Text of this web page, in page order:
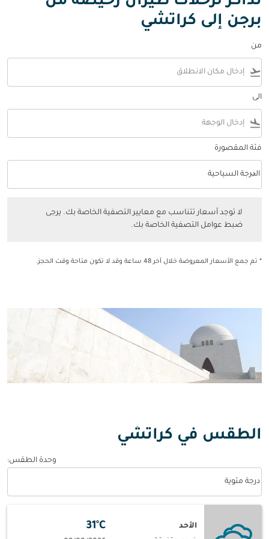
برجن إلى كراتشي
من
flight_takeoff
الى
flight_land
فئة المقصورة
فئة المقصورة option الدرجة السياحية Selected
الدرجة السياحية
keyboard_arrow_down
لا توجد أسعار تتناسب مع معايير التصفية الخاصة بك. يرجى
ضبط عوامل التصفية الخاصة بك.
* تم جمع الأسعار المعروضة خلال آخر 48 ساعة وقد لا تكون متاحة وقت الحجز.
الطقس في كراتشي
وحدة الطقس:
درجة مئوية
الأحد
31°C